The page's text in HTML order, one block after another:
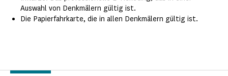
Auswahl von Denkmälern gültig ist.
Die Papierfahrkarte, die in allen Denkmälern gültig ist.